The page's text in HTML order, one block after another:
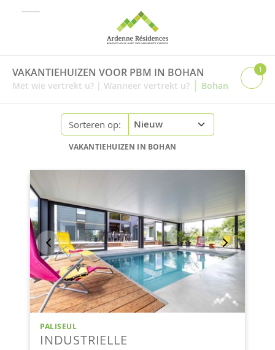
VAKANTIEHUIZEN VOOR PBM IN BOHAN
Met wie vertrekt u? | Wanneer vertrekt u? | Bohan
1
Sorteren op:
VAKANTIEHUIZEN IN BOHAN